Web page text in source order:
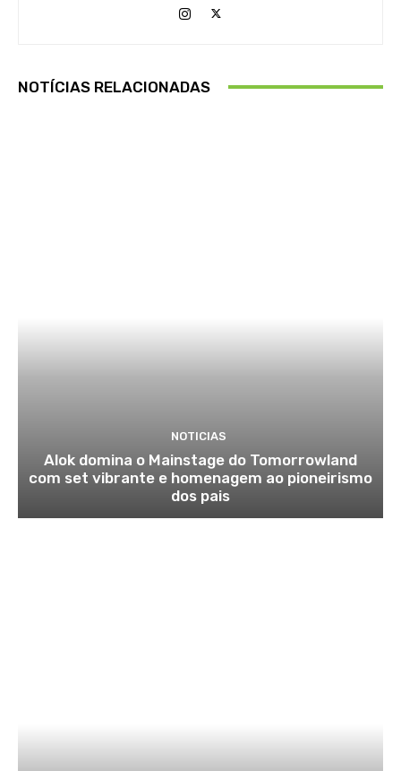
NOTÍCIAS RELACIONADAS
NOTICIAS
Alok domina o Mainstage do Tomorrowland
com set vibrante e homenagem ao pioneirismo
dos pais